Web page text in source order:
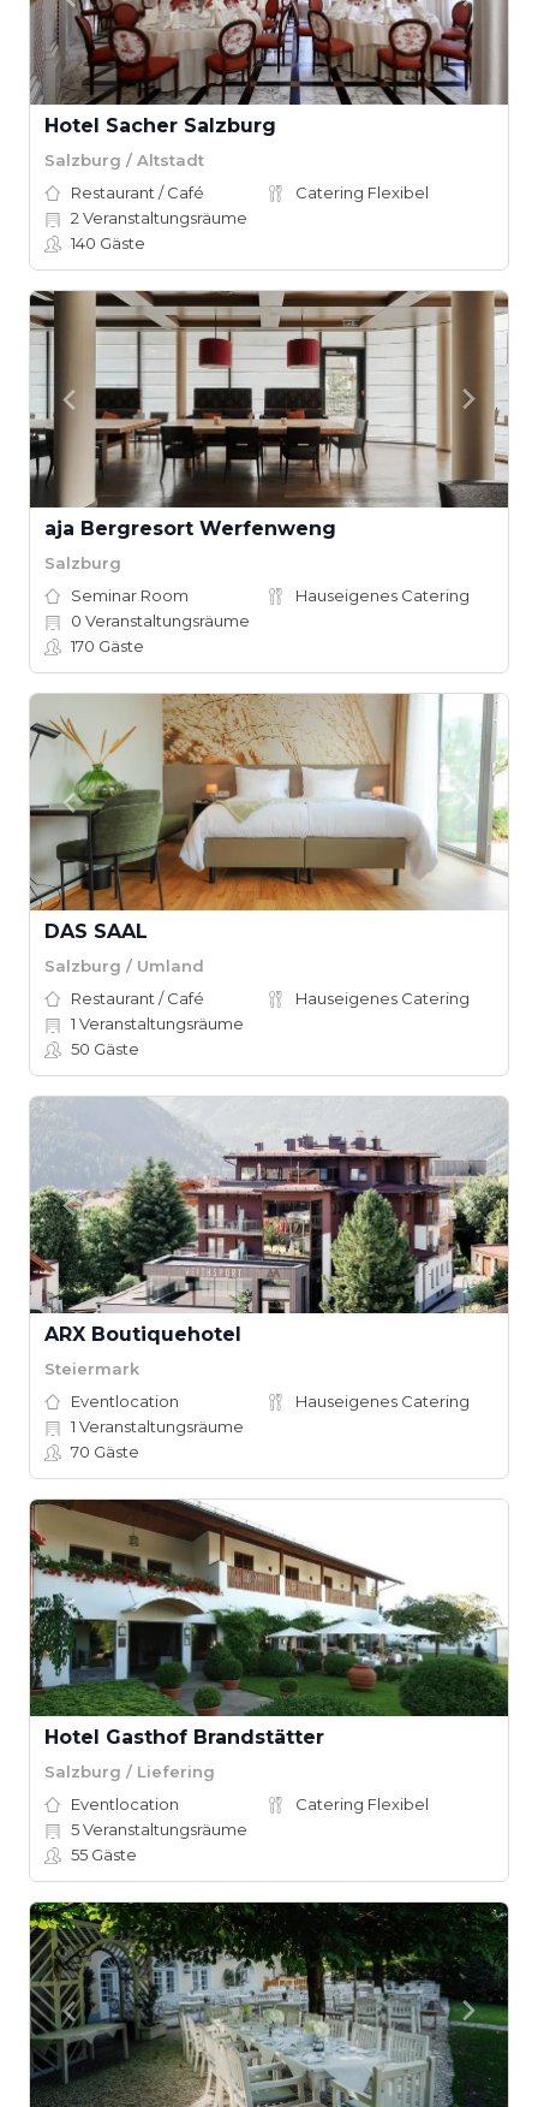
Hotel Sacher Salzburg
Salzburg / Altstadt
Restaurant / Café
Catering Flexibel
2 Veranstaltungsräume
140 Gäste
aja Bergresort Werfenweng
Salzburg
Seminar Room
Hauseigenes Catering
0 Veranstaltungsräume
170 Gäste
DAS SAAL
Salzburg / Umland
Restaurant / Café
Hauseigenes Catering
1 Veranstaltungsräume
50 Gäste
ARX Boutiquehotel
Steiermark
Eventlocation
Hauseigenes Catering
1 Veranstaltungsräume
70 Gäste
Hotel Gasthof Brandstätter
Salzburg / Liefering
Eventlocation
Catering Flexibel
5Veranstaltungsräume
55 Gäste